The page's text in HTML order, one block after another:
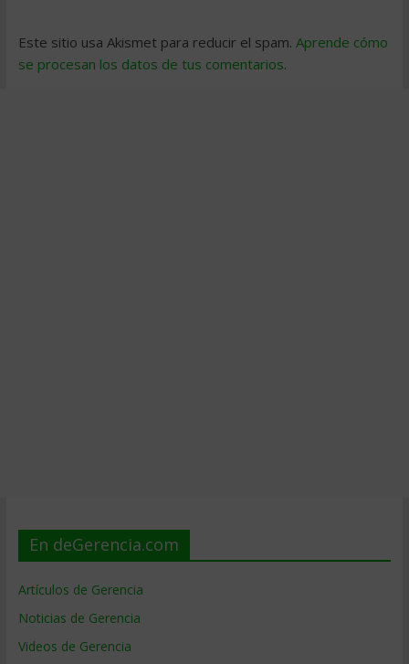
Este sitio usa Akismet para reducir el spam. Aprende cómo
se procesan los datos de tus comentarios.
En deGerencia.com
Artículos de Gerencia
Noticias de Gerencia
Videos de Gerencia